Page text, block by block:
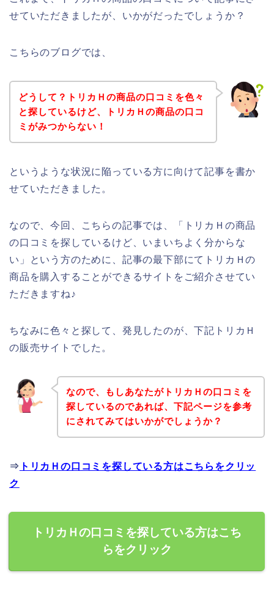
せていただきましたが、いかがだったでしょうか？
こちらのブログでは、
どうして？トリカＨの商品の口コミを色々
と探しているけど、トリカＨの商品の口コ
ミがみつからない！
というような状況に陥っている方に向けて記事を書か
せていただきました。
なので、今回、こちらの記事では、「トリカＨの商品
の口コミを探しているけど、いまいちよく分からな
い」という方のために、記事の最下部にてトリカＨの
商品を購入することができるサイトをご紹介させてい
ただきますね♪
ちなみに色々と探して、発見したのが、下記トリカＨ
の販売サイトでした。
なので、もしあなたがトリカＨの口コミを
探しているのであれば、下記ページを参考
にされてみてはいかがでしょうか？
⇒ トリカＨの口コミを探している方はこちらをクリッ
ク
トリカＨの口コミを探している方はこち
らをクリック